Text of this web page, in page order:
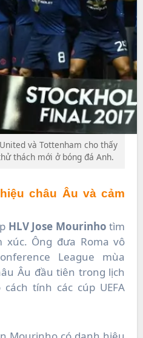
và Tottenham cho thấy
thách mới ở bóng đá Anh.
châu Âu và cảm
HLV Jose Mourinho tìm
Ông đưa Roma vô
League mùa
Âu đầu tiên trong lịch
tính các cúp UEFA